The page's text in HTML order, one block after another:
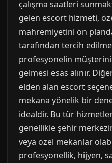
çalışma saatleri
gelen escort hizmeti,
mahremiyetini ön
tarafından tercih
profesyonelin
gelmesi esas alınır.
elden alan escort
mekana yönelik bir
idealdir. Bu tür
genellikle şehir
veya özel mekanlar
profesyonellik, hijyen,